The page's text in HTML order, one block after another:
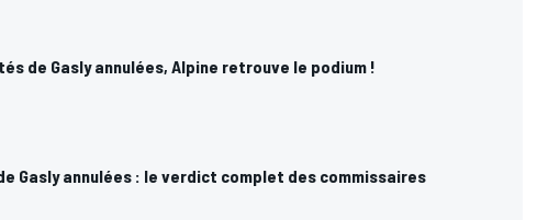
de Gasly annulées, Alpine retrouve le podium !
Gasly annulées : le verdict complet des commissaires